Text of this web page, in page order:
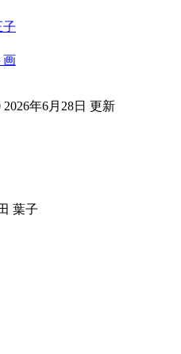
子
画
2026年6月28日 更新
葉子